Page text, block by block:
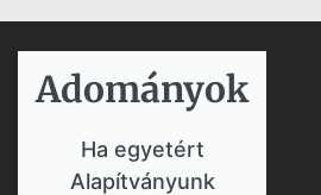
Adományok​
Ha egyetért
Alapítványunk